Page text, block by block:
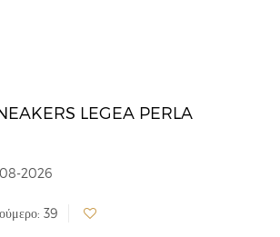
LEGEA PERLA
08-2026
39